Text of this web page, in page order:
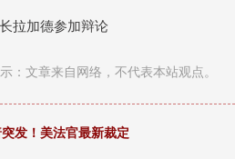
拉加德参加辩论
：文章来自网络，不代表本站观点。
发！美法官最新裁定